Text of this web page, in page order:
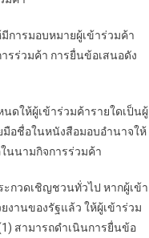
มอบหมายผู้เข้าร่วมค้า
รร่วมค้า การยื่นข้อเสนอดัง
เข้าร่วมค้ารายใดเป็นผู้
มือชื่อในหนังสือมอบอำนาจให้
นนามกิจการร่วมค้า
เชิญชวนทั่วไป หากผู้เข้า
านของรัฐแล้ว ให้ผู้เข้าร่วม
สามารถดำเนินการยื่นข้อ